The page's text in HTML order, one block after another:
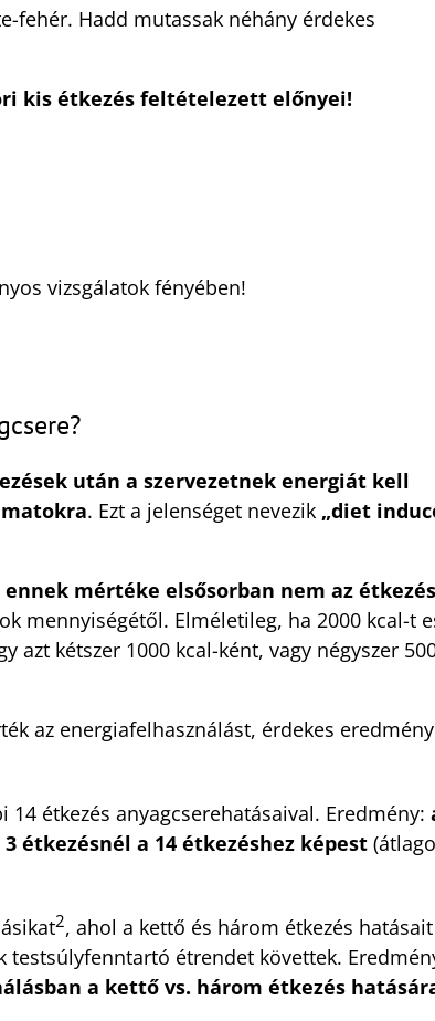
fehér. Hadd mutassak néhány érdekes
kis étkezés feltételezett előnyei!
vizsgálatok fényében!
után a szervezetnek energiát kell
. Ezt a jelenséget nevezik „diet
ennek mértéke elsősorban nem az étkezés
mennyiségétől. Elméletileg, ha 2000 kcal-t
azt kétszer 1000 kcal-ként, vagy négyszer
az energiafelhasználást, érdekes
étkezés anyagcserehatásaival. Eredmény:
étkezésnél a 14 étkezéshez képest
2, ahol a kettő és három étkezés hatásait
testsúlyfenntartó étrendet követtek.
a kettő vs. három étkezés